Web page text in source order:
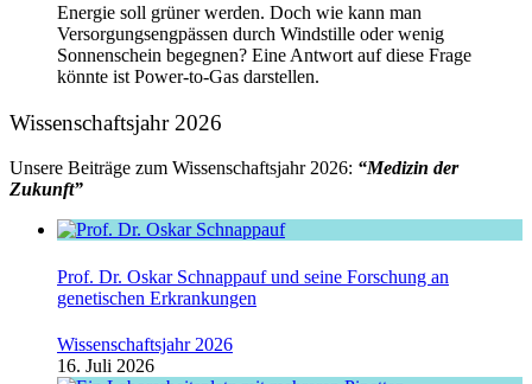
Energie soll grüner werden. Doch wie kann man
Versorgungsengpässen durch Windstille oder wenig
Sonnenschein begegnen? Eine Antwort auf diese Frage
könnte ist Power-to-Gas darstellen.
Wissenschaftsjahr 2026
Unsere Beiträge zum Wissenschaftsjahr 2026: “Medizin der
Zukunft”
Prof. Dr. Oskar Schnappauf und seine Forschung an
genetischen Erkrankungen
Wissenschaftsjahr 2026
16. Juli 2026